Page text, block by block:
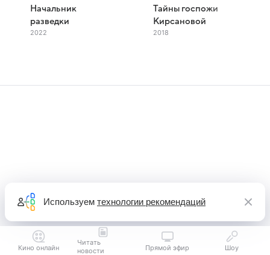
Начальник
разведки
2022
Тайны госпожи
Кирсановой
2018
Кино онлайн
Читать
новости
Прямой эфир Шоу
Используем технологии рекомендаций